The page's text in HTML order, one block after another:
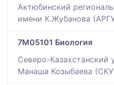
Актюбинский
имени К.Жубанова
7M05101 Биология
Северо-Казахстанский
Манаша Козыбаева